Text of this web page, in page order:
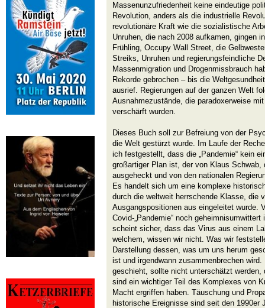
Massenunzufriedenheit keine eindeutige
Revolution, anders als die industrielle
revolutionäre Kraft wie die sozialistische
Unruhen, die nach 2008 aufkamen, gingen
Frühling, Occupy Wall Street, die
Streiks, Unruhen und regierungsfeindliche
Massenmigration und Drogenmissbrauch
Rekorde gebrochen – bis die
ausrief. Regierungen auf der ganzen Welt
Ausnahmezustände, die paradoxerweise
verschärft wurden.
Dieses Buch soll zur Befreiung von der
die Welt gestürzt wurde. Im Laufe der
ich festgestellt, dass die „Pandemie“ kein
großartiger Plan ist, der von Klaus Schwab,
ausgeheckt und von den nationalen
Es handelt sich um eine komplexe
durch die weltweit herrschende Klasse, die
Ausgangspositionen aus eingeleitet wurde.
Covid-„Pandemie“ noch
scheint sicher, dass das Virus aus einem
welchem, wissen wir nicht. Was wir
Darstellung dessen, was um uns herum
ist und irgendwann zusammenbrechen
geschieht, sollte nicht unterschätzt werden,
sind ein wichtiger Teil des Komplexes von
Macht ergriffen haben. Täuschung und
historische Ereignisse sind seit den 1990er